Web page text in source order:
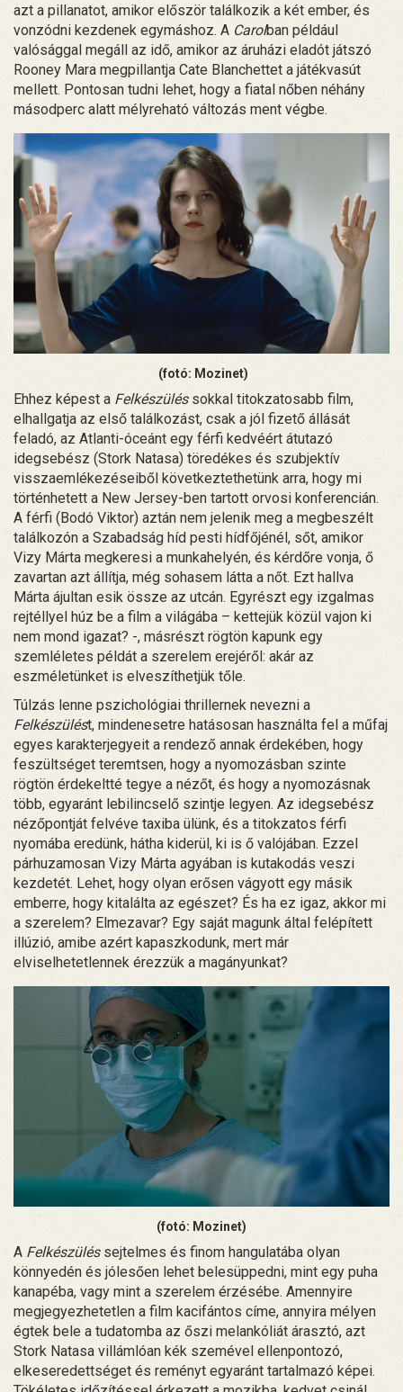
azt a pillanatot, amikor először találkozik a két ember, és
vonzódni kezdenek egymáshoz. A Carolban például
valósággal megáll az idő, amikor az áruházi eladót játszó
Rooney Mara megpillantja Cate Blanchettet a játékvasút
mellett. Pontosan tudni lehet, hogy a fiatal nőben néhány
másodperc alatt mélyreható változás ment végbe.
(fotó: Mozinet)
Ehhez képest a Felkészüléssokkal titokzatosabb film,
elhallgatja az első találkozást, csak a jól fizető állását
feladó, az Atlanti-óceánt egy férfi kedvéért átutazó
idegsebész (Stork Natasa) töredékes és szubjektív
visszaemlékezéseiből következtethetünk arra, hogy mi
történhetett a New Jersey-ben tartott orvosi konferencián.
A férfi (Bodó Viktor) aztán nem jelenik meg a megbeszélt
találkozón a Szabadság híd pesti hídfőjénél, sőt, amikor
Vizy Márta megkeresi a munkahelyén, és kérdőre vonja, ő
zavartan azt állítja, még sohasem látta a nőt. Ezt hallva
Márta ájultan esik össze az utcán. Egyrészt egy izgalmas
rejtéllyel húz be a film a világába – kettejük közül vajon ki
nem mond igazat? -, másrészt rögtön kapunk egy
szemléletes példát a szerelem erejéről: akár az
eszméletünket is elveszíthetjük tőle.
Túlzás lenne pszichológiai thrillernek nevezni a
Felkészülést, mindenesetre hatásosan használta fel a műfaj
egyes karakterjegyeit a rendező annak érdekében, hogy
feszültséget teremtsen, hogy a nyomozásban szinte
rögtön érdekeltté tegye a nézőt, és hogy a nyomozásnak
több, egyaránt lebilincselő szintje legyen. Az idegsebész
nézőpontját felvéve taxiba ülünk, és a titokzatos férfi
nyomába eredünk, hátha kiderül, ki is ő valójában. Ezzel
párhuzamosan Vizy Márta agyában is kutakodás veszi
kezdetét. Lehet, hogy olyan erősen vágyott egy másik
emberre, hogy kitalálta az egészet? És ha ez igaz, akkor mi
a szerelem? Elmezavar? Egy saját magunk által felépített
illúzió, amibe azért kapaszkodunk, mert már
elviselhetetlennek érezzük a magányunkat?
(fotó: Mozinet)
A Felkészüléssejtelmes és finom hangulatába olyan
könnyedén és jólesően lehet belesüppedni, mint egy puha
kanapéba, vagy mint a szerelem érzésébe. Amennyire
megjegyezhetetlen a film kacifántos címe, annyira mélyen
égtek bele a tudatomba az őszi melankóliát árasztó, azt
Stork Natasa villámlóan kék szemével ellenpontozó,
elkeseredettséget és reményt egyaránt tartalmazó képei.